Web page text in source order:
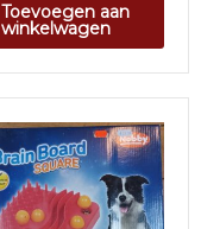
Toevoegen aan
winkelwagen